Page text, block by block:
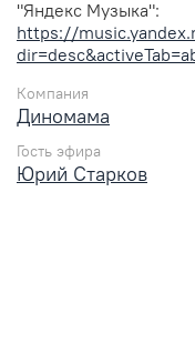
"Яндекс Музыка":
https://
Компания
Диномама
Гость эфира
Юрий Старков